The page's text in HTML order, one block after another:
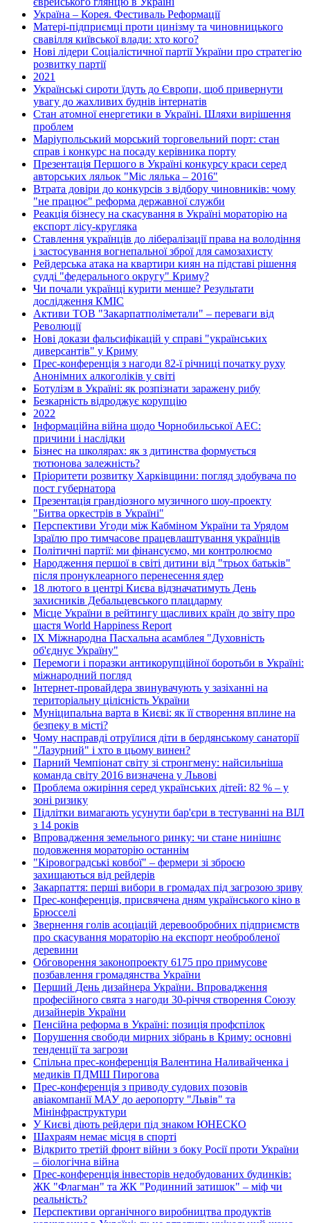
Україна – Корея. Фестиваль Реформації
Матері-підприємці проти цинізму та чиновницького
свавілля київської влади: хто кого?
Нові лідери Соціалістичної партії України про стратегію
розвитку партії
2021
Українські сироти їдуть до Європи, щоб привернути
увагу до жахливих буднів інтернатів
Стан атомної енергетики в Україні. Шляхи вирішення
проблем
Маріупольський морський торговельний порт: стан
справ і конкурс на посаду керівника порту
Презентація Першого в Україні конкурсу краси серед
авторських ляльок "Міс лялька – 2016"
Втрата довіри до конкурсів з відбору чиновників: чому
"не працює" реформа державної служби
Реакція бізнесу на скасування в Україні мораторію на
експорт лісу-кругляка
Ставлення українців до лібералізації права на володіння
і застосування вогнепальної зброї для самозахисту
Рейдерська атака на квартири киян на підставі рішення
судді "федерального округу" Криму?
Чи почали українці курити менше? Результати
дослідження КМІС
Активи ТОВ "Закарпатполіметали" – переваги від
Революції
Нові докази фальсифікацій у справі "українських
диверсантів" у Криму
Прес-конференція з нагоди 82-ї річниці початку руху
Анонімних алкоголіків у світі
Ботулізм в Україні: як розпізнати заражену рибу
Безкарність відроджує корупцію
2022
Інформаційна війна щодо Чорнобильської АЕС:
причини і наслідки
Бізнес на школярах: як з дитинства формується
тютюнова залежність?
Пріоритети розвитку Харківщини: погляд здобувача по
пост губернатора
Презентація грандіозного музичного шоу-проекту
"Битва оркестрів в Україні"
Перспективи Угоди між Кабміном України та Урядом
Ізраїлю про тимчасове працевлаштування українців
Політичні партії: ми фінансуємо, ми контролюємо
Народження першої в світі дитини від "трьох батьків"
після пронуклеарного перенесення ядер
18 лютого в центрі Києва відзначатимуть День
захисників Дебальцевського плацдарму
Місце України в рейтингу щасливих країн до звіту про
щастя World Happiness Report
ІХ Міжнародна Пасхальна асамблея "Духовність
об'єднує Україну"
Перемоги і поразки антикорупційної боротьби в Україні:
міжнародний погляд
Інтернет-провайдера звинувачують у зазіханні на
територіальну цілісність України
Муніципальна варта в Києві: як її створення вплине на
безпеку в місті?
Чому насправді отруїлися діти в бердянському санаторії
"Лазурний" і хто в цьому винен?
Парний Чемпіонат світу зі стронгмену: найсильніша
команда світу 2016 визначена у Львові
Проблема ожиріння серед українських дітей: 82 % – у
зоні ризику
Підлітки вимагають усунути бар'єри в тестуванні на ВІЛ
з 14 років
Впровадження земельного ринку: чи стане нинішнє
подовження мораторію останнім
"Кіровоградські ковбої" – фермери зі зброєю
захищаються від рейдерів
Закарпаття: перші вибори в громадах під загрозою зриву
Прес-конференція, присвячена дням українського кіно в
Брюсселі
Звернення голів асоціацій деревообробних підприємств
про скасування мораторію на експорт необробленої
деревини
Обговорення законопроекту 6175 про примусове
позбавлення громадянства України
Перший День дизайнера України. Впровадження
професійного свята з нагоди 30-річчя створення Союзу
дизайнерів України
Пенсійна реформа в Україні: позиція профспілок
Порушення свободи мирних зібрань в Криму: основні
тенденції та загрози
Спільна прес-конференція Валентина Наливайченка і
медиків ПДМШ Пирогова
Прес-конференція з приводу судових позовів
авіакомпанії МАУ до аеропорту "Львів" та
Мінінфраструктури
У Києві діють рейдери під знаком ЮНЕСКО
Шахраям немає місця в спорті
Відкрито третій фронт війни з боку Росії проти України
– біологічна війна
Прес-конференція інвесторів недобудованих будинків:
ЖК "Флагман" та ЖК "Родинний затишок" – міф чи
реальність?
Перспективи органічного виробництва продуктів